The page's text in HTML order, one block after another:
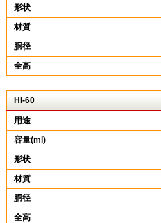
形状
材質
胴径
全高
HI-60
用途
容量(ml)
形状
材質
胴径
全高